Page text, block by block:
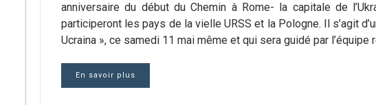
anniversaire du début du Chemin à Rome- la capitale de
participeront les pays de la vielle URSS et la Pologne. Il s’agit
Ucraina », ce samedi 11 mai même et qui sera guidé par l’équipe
En savoir plus